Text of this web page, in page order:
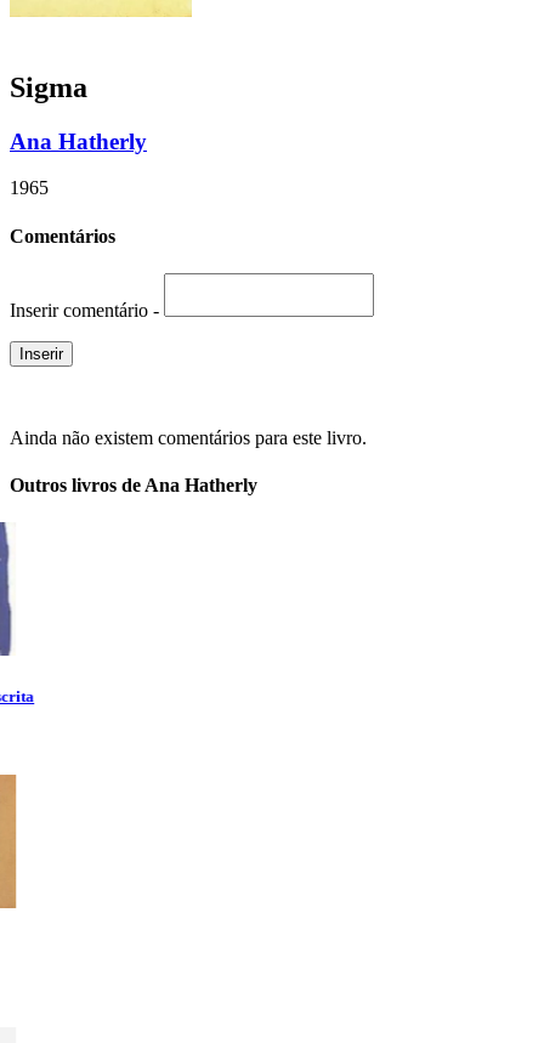
Sigma
Ana Hatherly
1965
Comentários
Inserir comentário -
Ainda não existem comentários para este livro.
Outros livros de Ana Hatherly